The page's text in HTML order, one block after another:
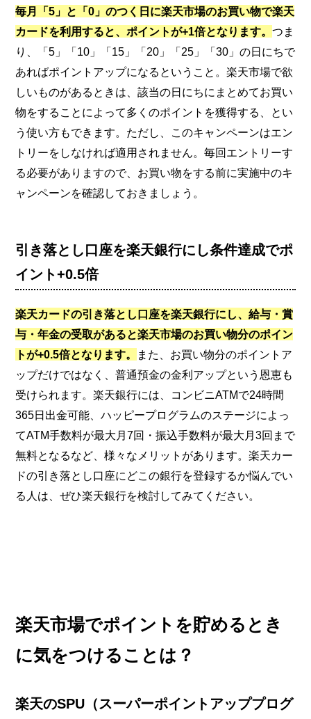
毎月「5」と「0」のつく日に楽天市場のお買い物で楽天
カードを利用すると、ポイントが+1倍となります。つま
り、「5」「10」「15」「20」「25」「30」の日にちで
あればポイントアップになるということ。楽天市場で欲
しいものがあるときは、該当の日にちにまとめてお買い
物をすることによって多くのポイントを獲得する、とい
う使い方もできます。ただし、このキャンペーンはエン
トリーをしなければ適用されません。毎回エントリーす
る必要がありますので、お買い物をする前に実施中のキ
ャンペーンを確認しておきましょう。
引き落とし口座を楽天銀行にし条件達成でポ
イント+0.5倍
楽天カードの引き落とし口座を楽天銀行にし、給与・賞
与・年金の受取があると楽天市場のお買い物分のポイン
トが+0.5倍となります。
また、お買い物分のポイントア
ップだけではなく、普通預金の金利アップという恩恵も
受けられます。楽天銀行には、コンビニATMで24時間
365日出金可能、ハッピープログラムのステージによっ
てATM手数料が最大月7回・振込手数料が最大月3回まで
無料となるなど、様々なメリットがあります。楽天カー
ドの引き落とし口座にどこの銀行を登録するか悩んでい
る人は、ぜひ楽天銀行を検討してみてください。
楽天市場でポイントを貯めるとき
に気をつけることは？
楽天のSPU（スーパーポイントアッププログ